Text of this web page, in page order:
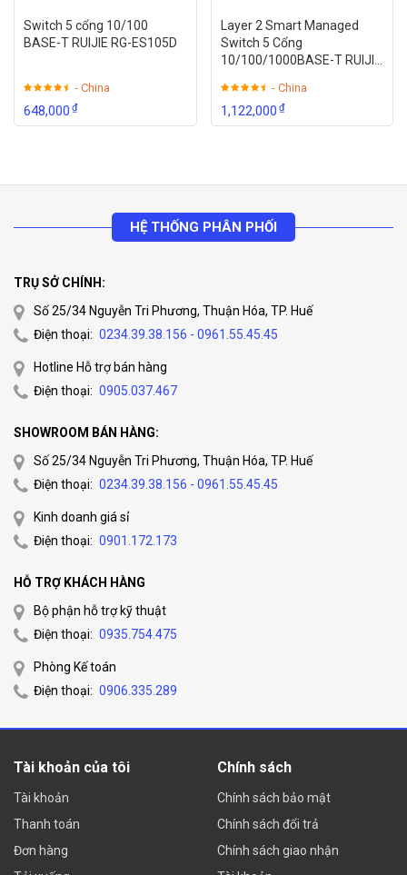
Switch 5 cổng 10/100
BASE-T RUIJIE RG-ES105D
- China
648,000₫
Layer 2 Smart Managed
Switch 5 Cổng
10/100/1000BASE-T RUIJIE
- China
1,122,000₫
HỆ THỐNG PHÂN PHỐI
TRỤ SỞ CHÍNH:
Số 25/34 Nguyễn Tri Phương, Thuận Hóa, TP. Huế
Điện thoại: 0234.39.38.156 - 0961.55.45.45
Hotline Hỗ trợ bán hàng
Điện thoại: 0905.037.467
SHOWROOM BÁN HÀNG:
Số 25/34 Nguyễn Tri Phương, Thuận Hóa, TP. Huế
Điện thoại: 0234.39.38.156 - 0961.55.45.45
Kinh doanh giá sỉ
Điện thoại: 0901.172.173
HỖ TRỢ KHÁCH HÀNG
Bộ phận hỗ trợ kỹ thuật
Điện thoại: 0935.754.475
Phòng Kế toán
Điện thoại: 0906.335.289
Tài khoản của tôi
Tài khoản
Thanh toán
Đơn hàng
Chính sách
Chính sách bảo mật
Chính sách đổi trả
Chính sách giao nhận